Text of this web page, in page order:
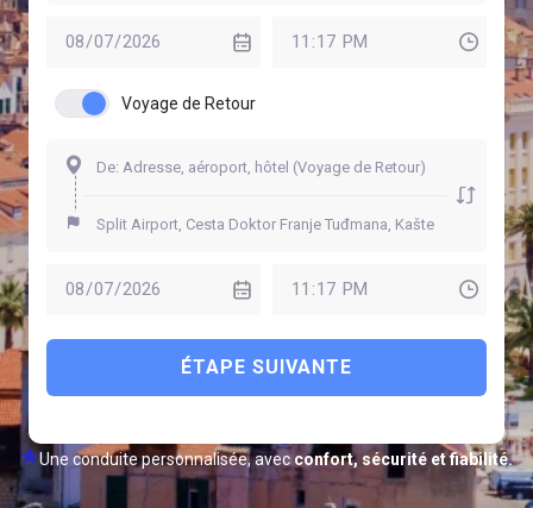
Voyage de Retour
ÉTAPE SUIVANTE
Une conduite personnalisée, avec confort, sécurité et fiabilité.